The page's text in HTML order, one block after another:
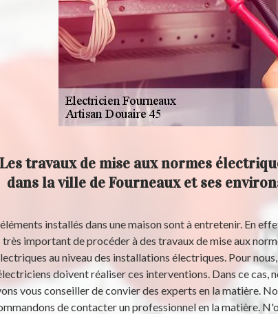
Les travaux de mise aux normes
dans la ville de Fourneaux et ses
installés dans une maison sont à entretenir. En
très important de procéder à des travaux de mise aux
au niveau des installations électriques. Pour
doivent réaliser ces interventions. Dans ce cas,
vous conseiller de convier des experts en la matière.
de contacter un professionnel en la matière.